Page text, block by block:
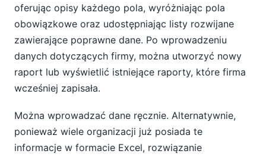
oferując opisy każdego pola, wyróżniając pola
obowiązkowe oraz udostępniając listy rozwijane
zawierające poprawne dane. Po wprowadzeniu
danych dotyczących firmy, można utworzyć nowy
raport lub wyświetlić istniejące raporty, które firma
wcześniej zapisała.
Można wprowadzać dane ręcznie. Alternatywnie,
ponieważ wiele organizacji już posiada te
informacje w formacie Excel, rozwiązanie